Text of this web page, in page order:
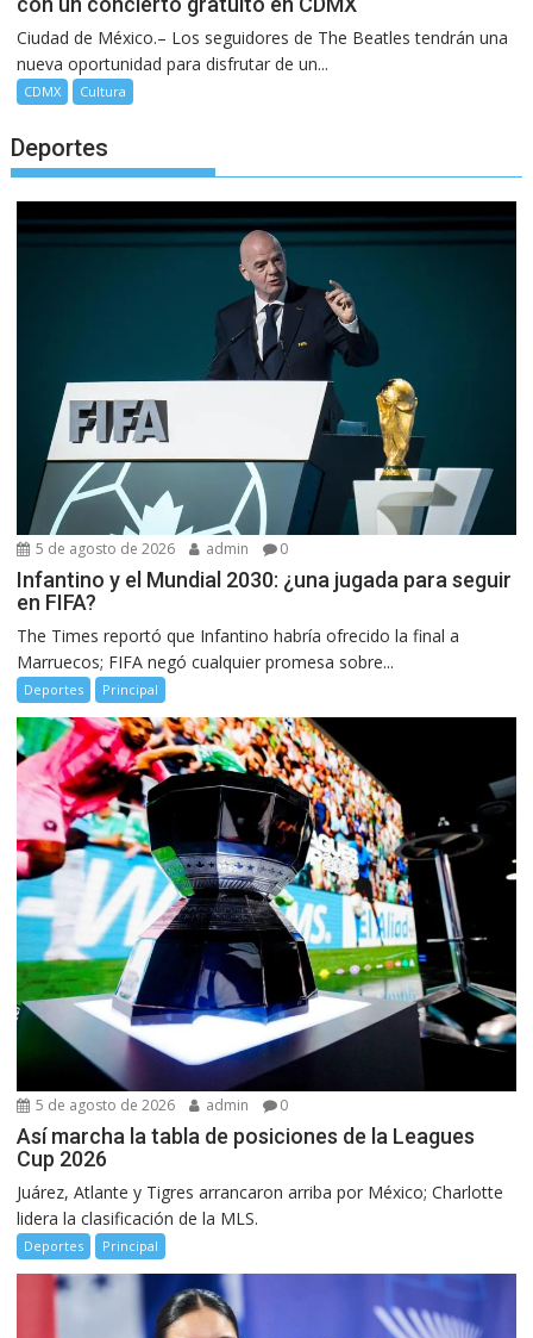
Ciudad de México.– Los seguidores de The Beatles tendrán una
nueva oportunidad para disfrutar de un...
CDMX Cultura
Deportes
5 de agosto de 2026 admin 0
Infantino y el Mundial 2030: ¿una jugada para seguir
en FIFA?
The Times reportó que Infantino habría ofrecido la final a
Marruecos; FIFA negó cualquier promesa sobre...
Deportes Principal
5 de agosto de 2026 admin 0
Así marcha la tabla de posiciones de la Leagues
Cup 2026
Juárez, Atlante y Tigres arrancaron arriba por México; Charlotte
lidera la clasificación de la MLS.
Deportes Principal